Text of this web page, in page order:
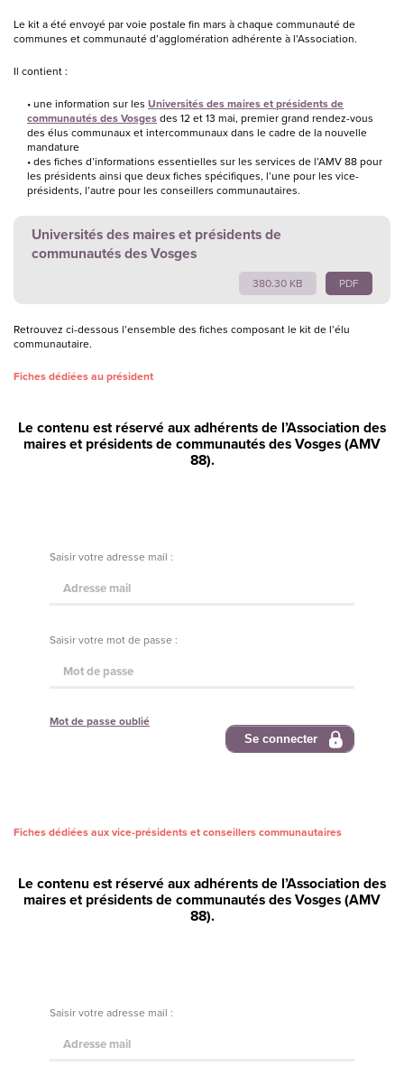
Le kit a été envoyé par voie postale fin mars à chaque communauté de
communes et communauté d’agglomération adhérente à l’Association.
Il contient :
une information sur les Universités des maires et présidents de
communautés des Vosgesdes 12 et 13 mai, premier grand rendez-vous
des élus communaux et intercommunaux dans le cadre de la nouvelle
mandature
des fiches d’informations essentielles sur les services de l’AMV 88 pour
les présidents ainsi que deux fiches spécifiques, l’une pour les vice-
présidents, l’autre pour les conseillers communautaires.
Universités des maires et présidents de
communautés des Vosges
380.30 KB PDF
Retrouvez ci-dessous l’ensemble des fiches composant le kit de l’élu
communautaire.
Fiches dédiées au président
Le contenu est réservé aux adhérents de l’Association des
maires et présidents de communautés des Vosges (AMV
88).
Saisir votre adresse mail :
Saisir votre mot de passe :
Mot de passe oublié
Se connecter
Fiches dédiées aux vice-présidents et conseillers communautaires
Le contenu est réservé aux adhérents de l’Association des
maires et présidents de communautés des Vosges (AMV
88).
Saisir votre adresse mail :